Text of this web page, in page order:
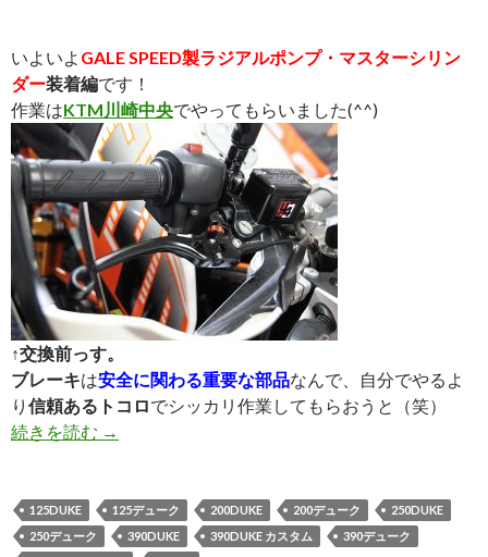
いよいよ GALE SPEED製ラジアルポンプ・マスターシリン
ダー装着編です！
作業はKTM川崎中央でやってもらいました(^^)
↑交換前っす。
ブレーキは安全に関わる重要な部品なんで、自分でやるよ
り 信頼あるトコロでシッカリ作業してもらおうと（笑）
続きを読む GALE SPEED マスターシリンダー導入＜装着編＞
→
125DUKE 125デューク 200DUKE 200デューク
250DUKE
250デューク
390DUKE 390DUKE カスタム
390デューク